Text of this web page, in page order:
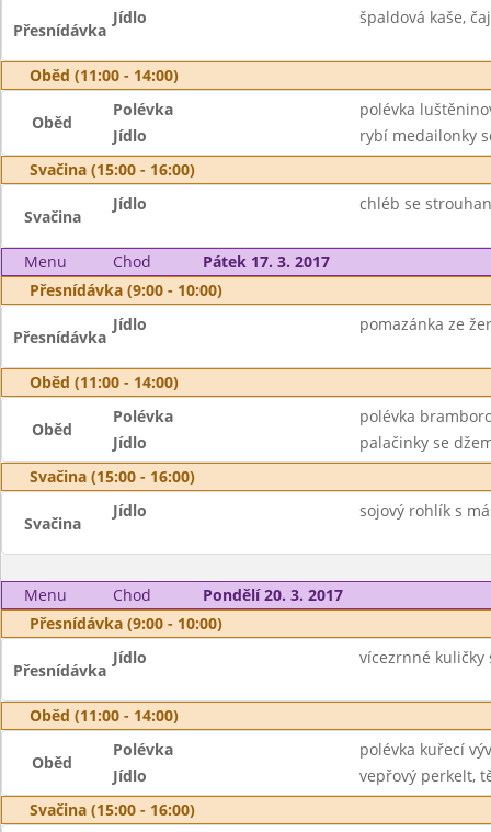
Přesnídávka
Jídlo špaldová kaše, čaj
Oběd (11:00 - 14:00)
Oběd
Polévka
polévka
Jídlo
rybí medailonky
Svačina (15:00 - 16:00)
Svačina
Jídlo chléb se
Menu Chod
Pátek 17. 3. 2017
Přesnídávka (9:00 - 10:00)
Přesnídávka
Jídlo pomazánka ze
Oběd (11:00 - 14:00)
Oběd
Polévka
polévka
Jídlo
palačinky se
Svačina (15:00 - 16:00)
Svačina
Jídlo sojový rohlík s
Menu Chod
Pondělí 20. 3. 2017
Přesnídávka (9:00 - 10:00)
Přesnídávka
Jídlo vícezrnné kuličky
Oběd (11:00 - 14:00)
Oběd
Polévka
polévka kuřecí
Jídlo
vepřový perkelt,
Svačina (15:00 - 16:00)